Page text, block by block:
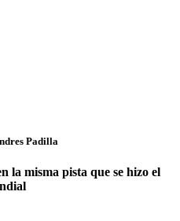
Padilla
la misma pista que se hizo el